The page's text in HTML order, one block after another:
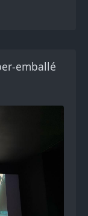
emballé